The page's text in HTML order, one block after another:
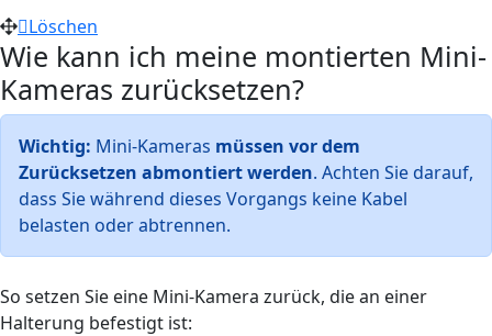
Löschen
Wie kann ich meine montierten Mini-
Kameras zurücksetzen?
Wichtig: Mini-Kameras müssen vor dem
Zurücksetzen abmontiert werden. Achten Sie darauf,
dass Sie während dieses Vorgangs keine Kabel
belasten oder abtrennen.
So setzen Sie eine Mini-Kamera zurück, die an einer
Halterung befestigt ist: